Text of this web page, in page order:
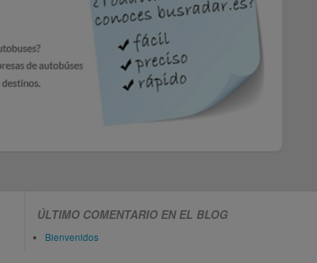
ÚLTIMO COMENTARIO EN EL BLOG
Bienvenidos